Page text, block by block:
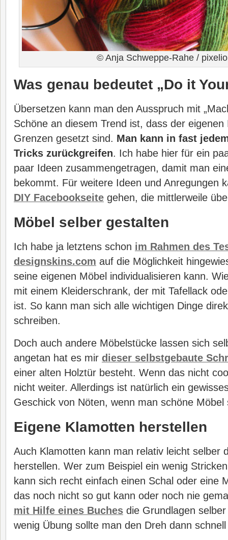
© Anja Schweppe-Rahe /
Was genau bedeutet „Do it
Übersetzen kann man den Ausspruch mit
Schöne an diesem Trend ist, dass der eigenen
Grenzen gesetzt sind. Man kann in fast
Tricks zurückgreifen. Ich habe hier für ein
paar Ideen zusammengetragen, damit man
bekommt. Für weitere Ideen und Anregungen
DIY Facebookseite gehen, die mittlerweile
Möbel selber gestalten
Ich habe ja letztens schon im Rahmen des
designskins.com auf die Möglichkeit
seine eigenen Möbel individualisieren kann.
mit einem Kleiderschrank, der mit Tafellack
ist. So kann man sich alle wichtigen Dinge
schreiben.
Doch auch andere Möbelstücke lassen sich
angetan hat es mir dieser selbstgebaute
einer alten Holztür besteht. Wenn das nicht
nicht weiter. Allerdings ist natürlich ein
Geschick von Nöten, wenn man schöne
Eigene Klamotten herstellen
Auch Klamotten kann man relativ leicht selber
herstellen. Wer zum Beispiel ein wenig
kann sich recht einfach einen Schal oder eine
das noch nicht so gut kann oder noch nie
mit Hilfe eines Buches die Grundlagen
wenig Übung sollte man den Dreh dann